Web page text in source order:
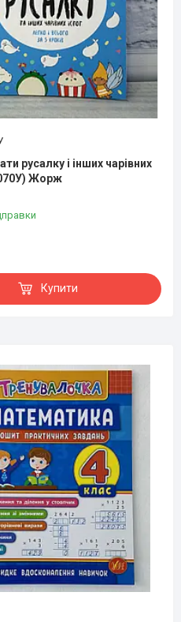
русалку і інших чарівних
Жорж
Купити